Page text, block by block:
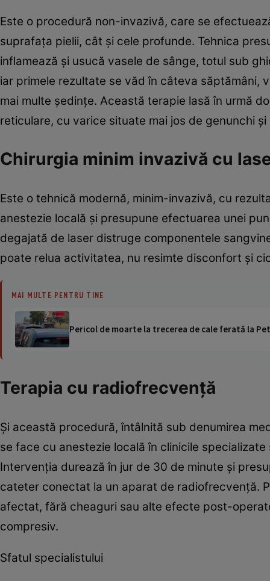
Este o procedură non-invazivă, care se
suprafaţa pielii, cât şi cele profunde. Tehnica
inflamează şi usucă vasele de sânge, totul sub
iar primele rezultate se văd în câteva săptămâni,
mai multe şedinţe. Această terapie lasă în urmă
reticulare, cu varice situate mai jos de genunchi
Chirurgia minim invazivă cu
Este o tehnică modernă, minim-invazivă, cu
anestezie locală şi presupune efectuarea unei
degajată de laser distruge componentele
poate relua activitatea, nu resimte disconfort şi
MAI MULTE PENTRU TINE
Pericol de moarte la trecerea de cale ferată la
Terapia cu radiofrecvenţă
Şi această procedură, întâlnită sub denumirea
se face cu anestezie locală în clinicile
Intervenţia durează în jur de 30 de minute şi
cateter conectat la un aparat de radiofrecvenţă.
afectat, fără cheaguri sau alte efecte post-
compresiv.
Sfatul specialistului